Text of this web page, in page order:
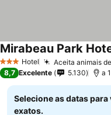
3 EstrelasHotel Aceita animais
Mirabeau Park
8,7 Excelente 5.130 a
Selecione as datas
exatos.